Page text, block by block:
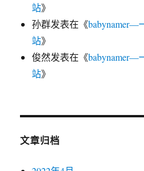
站》
孙群发表在《babynamer—
站》
俊然发表在《babynamer—
站》
文章归档